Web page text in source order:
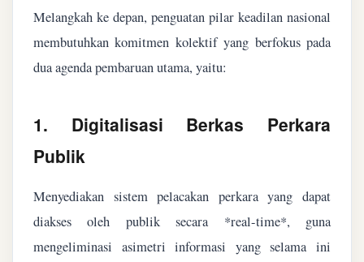
Melangkah ke depan, penguatan pilar keadilan nasional
membutuhkan komitmen kolektif yang berfokus pada
dua agenda pembaruan utama, yaitu:
1. Digitalisasi Berkas Perkara
Publik
Menyediakan sistem pelacakan perkara yang dapat
diakses oleh publik secara *real-time*, guna
mengeliminasi asimetri informasi yang selama ini